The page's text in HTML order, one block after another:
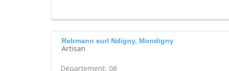
Rebmann eurl Ndigny, Mondigny
Artisan
Département: 08